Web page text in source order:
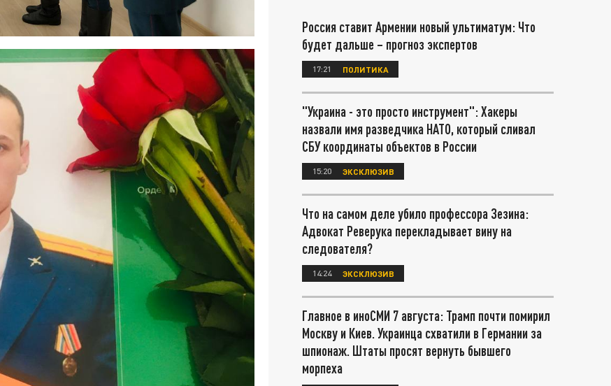
Россия ставит Армении новый ультиматум: Что
будет дальше – прогноз экспертов
17:21 ПОЛИТИКА
"Украина - это просто инструмент": Хакеры
назвали имя разведчика НАТО, который сливал
СБУ координаты объектов в России
15:20 ЭКСКЛЮЗИВ
Что на самом деле убило профессора Зезина:
Адвокат Реверука перекладывает вину на
следователя?
14:24 ЭКСКЛЮЗИВ
Главное в иноСМИ 7 августа: Трамп почти помирил
Москву и Киев. Украинца схватили в Германии за
шпионаж. Штаты просят вернуть бывшего
морпеха